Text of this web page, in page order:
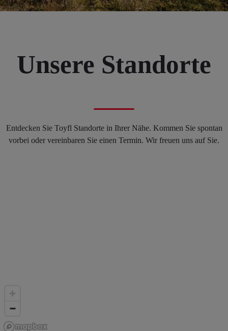
Unsere Standorte
Entdecken Sie Toyfl Standorte in Ihrer Nähe. Kommen Sie spontan
vorbei oder vereinbaren Sie einen Termin. Wir freuen uns auf Sie.